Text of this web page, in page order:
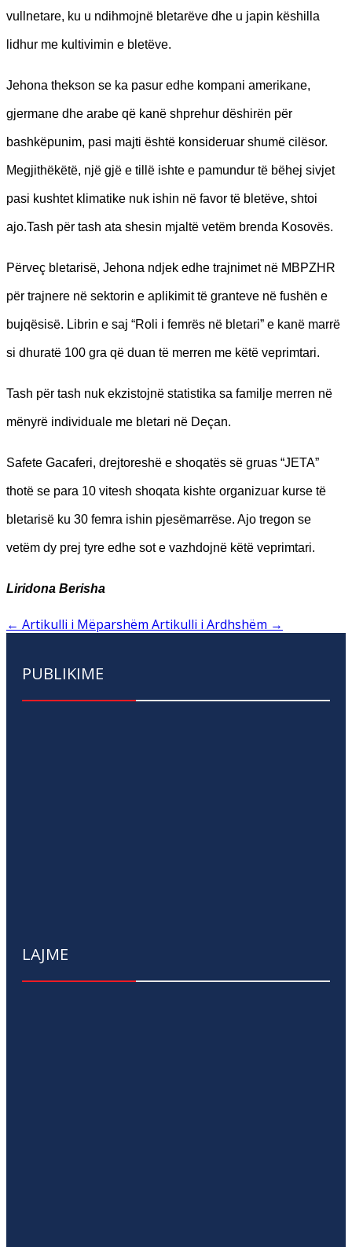
vullnetare, ku u ndihmojnë bletarëve dhe u japin këshilla
lidhur me kultivimin e bletëve.
Jehona thekson se ka pasur edhe kompani amerikane,
gjermane dhe arabe që kanë shprehur dëshirën për
bashkëpunim, pasi majti është konsideruar shumë cilësor.
Megjithëkëtë, një gjë e tillë ishte e pamundur të bëhej sivjet
pasi kushtet klimatike nuk ishin në favor të bletëve, shtoi
ajo.Tash për tash ata shesin mjaltë vetëm brenda Kosovës.
Përveç bletarisë, Jehona ndjek edhe trajnimet në MBPZHR
për trajnere në sektorin e aplikimit të granteve në fushën e
bujqësisë. Librin e saj “Roli i femrës në bletari” e kanë marrë
si dhuratë 100 gra që duan të merren me këtë veprimtari.
Tash për tash nuk ekzistojnë statistika sa familje merren në
mënyrë individuale me bletari në Deçan.
Safete Gacaferi, drejtoreshë e shoqatës së gruas “JETA”
thotë se para 10 vitesh shoqata kishte organizuar kurse të
bletarisë ku 30 femra ishin pjesëmarrëse. Ajo tregon se
vetëm dy prej tyre edhe sot e vazhdojnë këtë veprimtari.
Liridona Berisha
← Artikulli i Mëparshëm Artikulli i Ardhshëm →
PUBLIKIME
LAJME